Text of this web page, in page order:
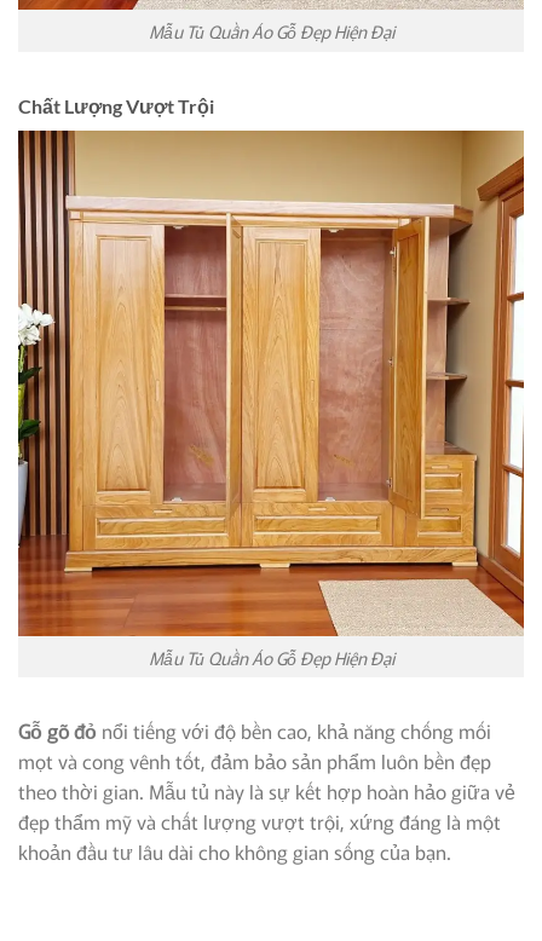
Mẫu Tủ Quần Áo Gỗ Đẹp Hiện Đại
Chất Lượng Vượt Trội
Mẫu Tủ Quần Áo Gỗ Đẹp Hiện Đại
Gỗ gõ đỏ nổi tiếng với độ bền cao, khả năng chống mối
mọt và cong vênh tốt, đảm bảo sản phẩm luôn bền đẹp
theo thời gian. Mẫu tủ này là sự kết hợp hoàn hảo giữa vẻ
đẹp thẩm mỹ và chất lượng vượt trội, xứng đáng là một
khoản đầu tư lâu dài cho không gian sống của bạn.